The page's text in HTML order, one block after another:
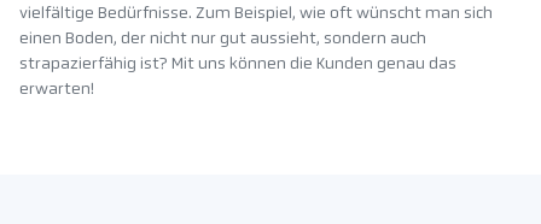
vielfältige Bedürfnisse. Zum Beispiel, wie oft wünscht man sich
einen Boden, der nicht nur gut aussieht, sondern auch
strapazierfähig ist? Mit uns können die Kunden genau das
erwarten!